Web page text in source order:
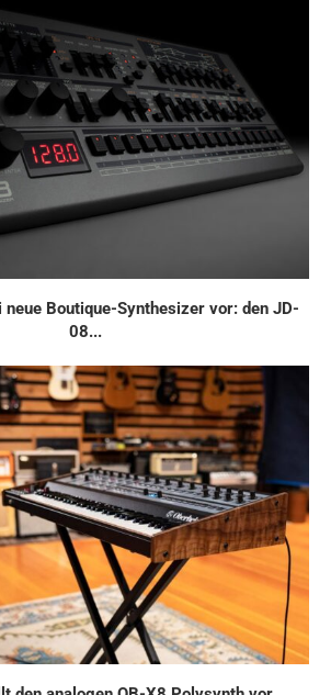
Boutique-Synthesizer vor: den JD-
08...